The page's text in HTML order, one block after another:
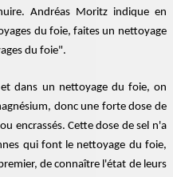
Andréas Moritz indique en
du foie, faites un nettoyage
du foie".
dans un nettoyage du foie, on
donc une forte dose de
encrassés. Cette dose de sel n'a
qui font le nettoyage du foie,
de connaître l'état de leurs